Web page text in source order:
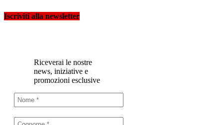
Iscriviti alla newsletter
Riceverai le nostre
news, iniziative e
promozioni esclusive